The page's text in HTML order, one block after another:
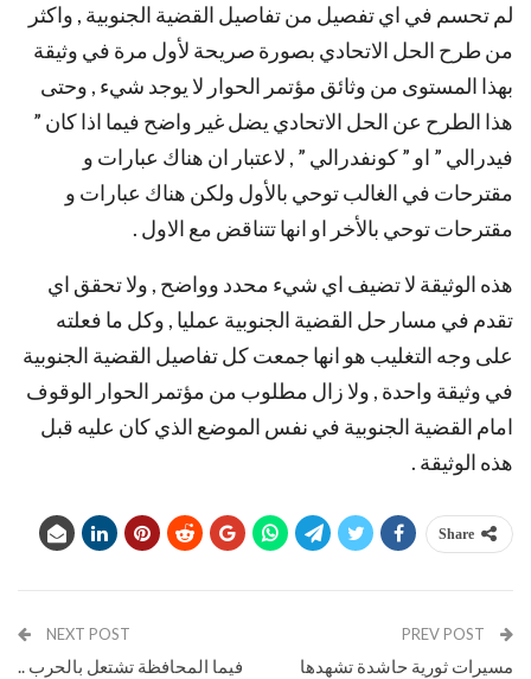
لم تحسم في اي تفصيل من تفاصيل القضية الجنوبية , واكثر
من طرح الحل الاتحادي بصورة صريحة لأول مرة في وثيقة
بهذا المستوى من وثائق مؤتمر الحوار لا يوجد شيء , وحتى
هذا الطرح عن الحل الاتحادي يضل غير واضح فيما اذا كان ”
فيدرالي ” او ” كونفدرالي ” , لاعتبار ان هناك عبارات و
مقترحات في الغالب توحي بالأول ولكن هناك عبارات و
مقترحات توحي بالأخر او انها تتناقض مع الاول .
هذه الوثيقة لا تضيف اي شيء محدد وواضح , ولا تحقق اي
تقدم في مسار حل القضية الجنوبية عمليا , وكل ما فعلته
على وجه التغليب هو انها جمعت كل تفاصيل القضية الجنوبية
في وثيقة واحدة , ولا زال مطلوب من مؤتمر الحوار الوقوف
امام القضية الجنوبية في نفس الموضع الذي كان عليه قبل
هذه الوثيقة .
Share
مسيرات ثورية حاشدة تشهدها
NEXT POST
فيما المحافظة تشتعل بالحرب ..